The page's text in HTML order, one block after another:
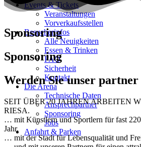
Events & Tickets
Veranstaltungen
Vorverkaufsstellen
Besucherinfos
Alle Neuigkeiten
Essen & Trinken
FAQ
Sicherheit
Kontakt
Die Arena
Technische Daten
Ansprechpartner
Sponsoring
Jobs
Anfahrt & Parken
Sponsoring
Sponsoring
Werden Sie unser partner
SEIT ÜBER 20 JAHREN ARBEITEN
RIESA.
… mit Künstlern und Sportlern für fast
Jahr.
… mit der Stadt für Lebensqualität und